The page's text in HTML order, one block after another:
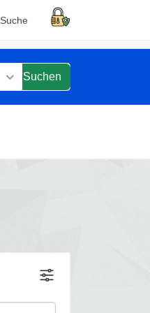
Suchen
Suche